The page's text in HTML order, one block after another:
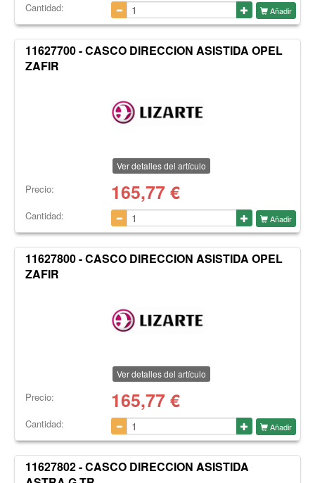
Cantidad: Añadir
11627700 - CASCO DIRECCION ASISTIDA OPEL
ZAFIR
Ver detalles del artículo
Precio: 165,77€
Cantidad: Añadir
11627800 - CASCO DIRECCION ASISTIDA OPEL
ZAFIR
Ver detalles del artículo
Precio: 165,77€
Cantidad: Añadir
11627802 - CASCO DIRECCION ASISTIDA